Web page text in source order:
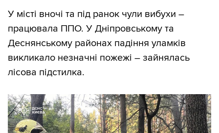
У місті вночі та під ранок чули вибухи –
працювала ППО. У Дніпровському та
Деснянському районах падіння уламків
викликало незначні пожежі – зайнялась
лісова підстилка.